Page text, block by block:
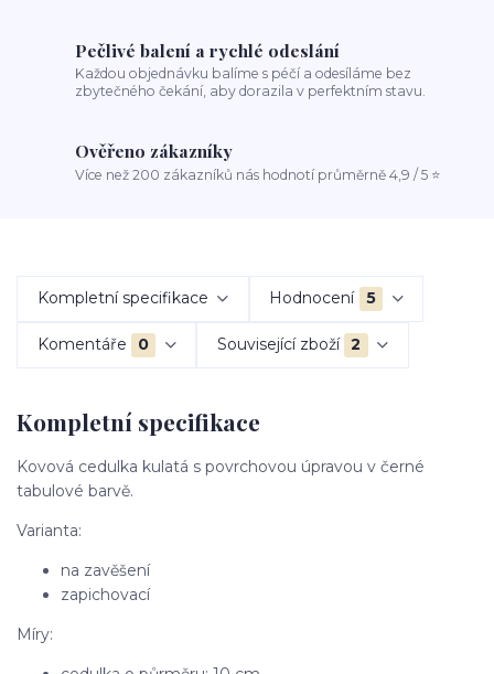
Pečlivé balení a rychlé odeslání
Každou objednávku balíme s péčí a odesíláme bez
zbytečného čekání, aby dorazila v perfektním stavu.
Ověřeno zákazníky
Více než 200 zákazníků nás hodnotí průměrně 4,9 / 5 ⭐
Kompletní specifikace Hodnocení 5
Komentáře 0 Související zboží 2
Kompletní specifikace
Kovová cedulka kulatá s povrchovou úpravou v černé
tabulové barvě.
Varianta:
na zavěšení
zapichovací
Míry: